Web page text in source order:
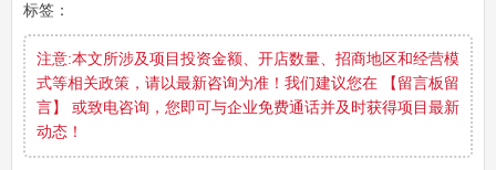
标签：
注意:本文所涉及项目投资金额、开店数量、招商地区和经营模
式等相关政策，请以最新咨询为准！我们建议您在 【留言板留
言】 或致电咨询，您即可与企业免费通话并及时获得项目最新
动态！